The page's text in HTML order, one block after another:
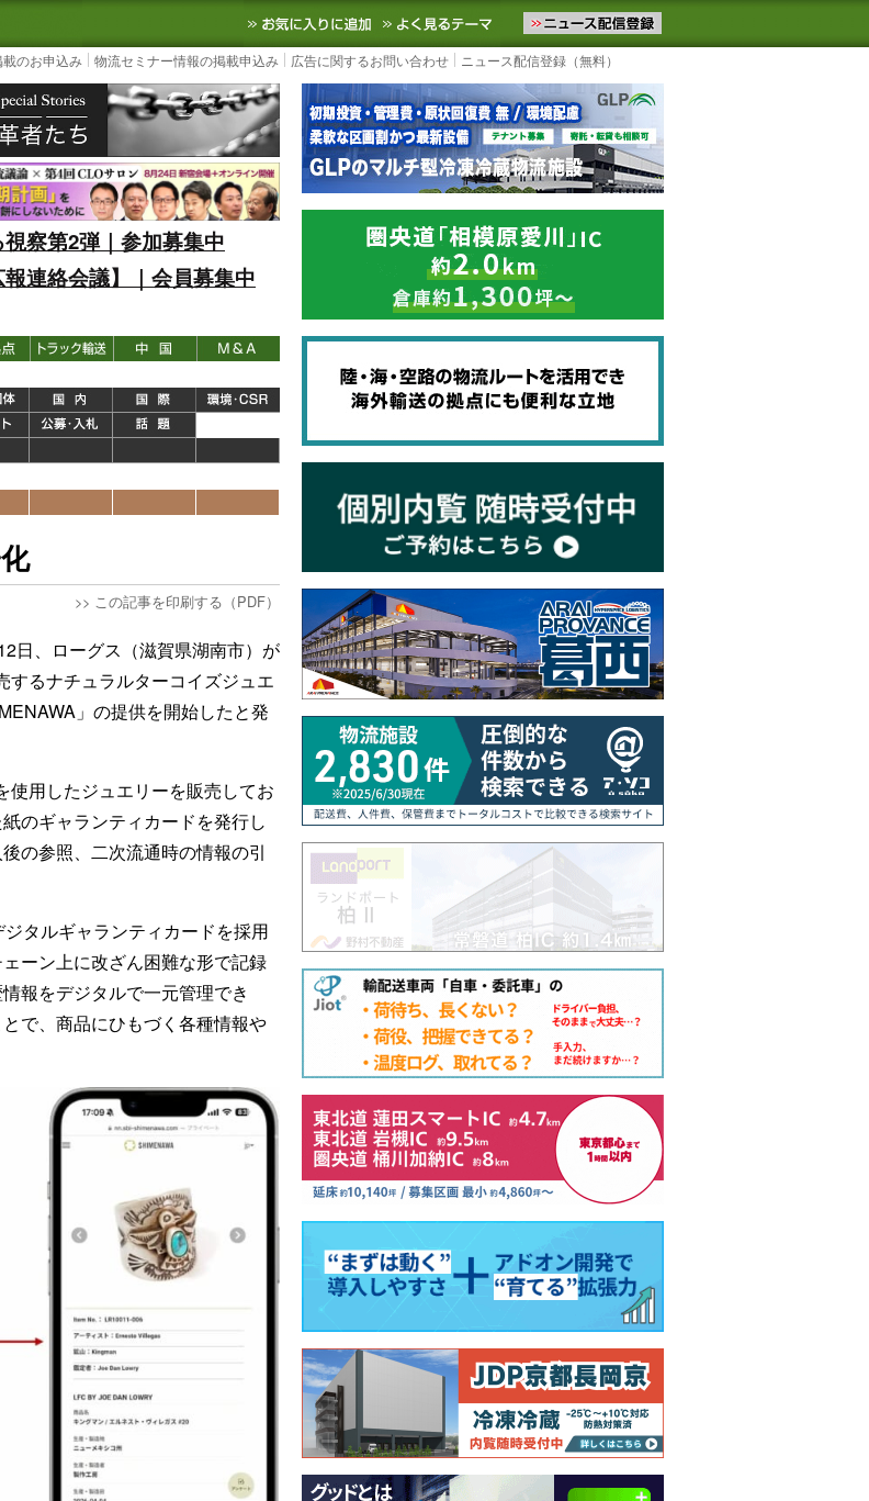
物流ニュースサイト
3PL, SCMなど国内外の最新の物流ニュースをお届けします。物流ニュースメール配信を登録す
お気に入りに追加 よく見るテーマ
のお申込み 物流セミナー情報の掲載申込み 広告に関するお問い合わせ ニュース配信登録（無料）
察第2弾｜参加募集中
連絡会議】｜会員募集中
>> この記事を印刷する（PDF）
日、ローグス（滋賀県湖南市）が
るナチュラルターコイズジュエ
」の提供を開始したと発
用したジュエリーを販売してお
のギャランティカードを発行し
の参照、二次流通時の情報の引
タルギャランティカードを採用
ーン上に改ざん困難な形で記録
報をデジタルで一元管理でき
で、商品にひもづく各種情報や